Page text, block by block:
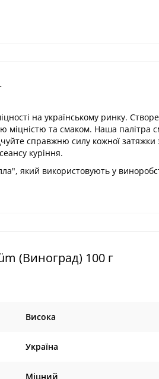
на українському ринку.
міцністю та смаком. Наша палітра
справжню силу кожної
куріння.
який використовують у
(Виноград) 100 г
Висока
Україна
Міцний